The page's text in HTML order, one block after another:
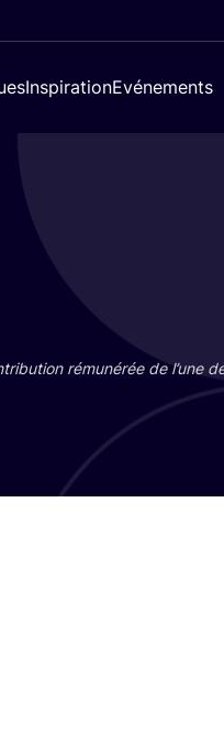
InspirationEvénements
rému­né­rée de l’une